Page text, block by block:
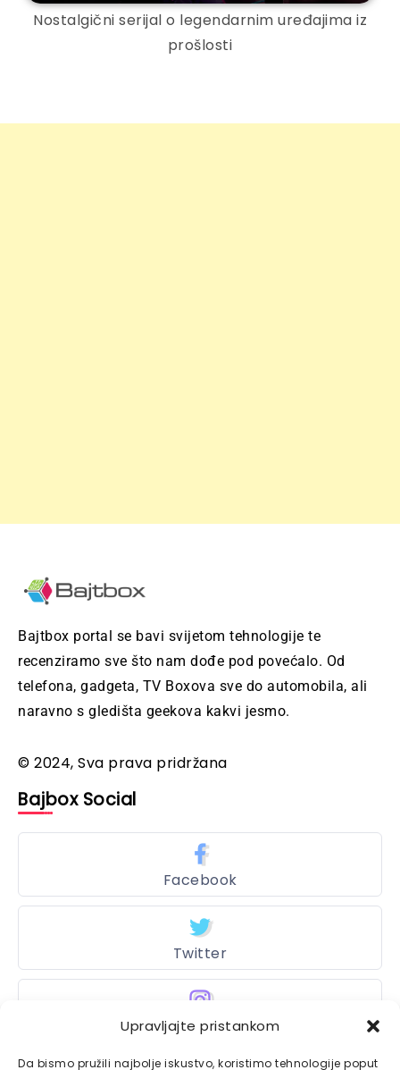
Upravljajte pristankom
Da bismo pružili najbolje iskustvo, koristimo tehnologije poput
Nostalgični serijal o legendarnim uređajima iz
prošlosti
Bajtbox portal se bavi svijetom tehnologije te
recenziramo sve što nam dođe pod povećalo. Od
telefona, gadgeta, TV Boxova sve do automobila, ali
naravno s gledišta geekova kakvi jesmo.
© 2024, Sva prava pridržana
Bajbox Social
Facebook
Twitter
Instagram